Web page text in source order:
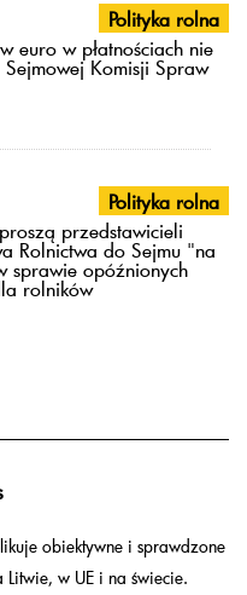
Polityka rolna
euro w płatnościach nie
Komisji Spraw
Polityka rolna
przedstawicieli
Rolnictwa do Sejmu "na
sprawie opóźnionych
rolników
obiektywne i sprawdzone
w UE i na świecie.